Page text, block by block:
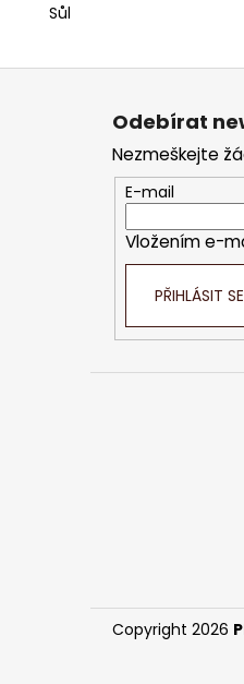
Sůl
Z
Odebírat
Nezmeškejte
E-mail
Vložením e-
PŘIHLÁSIT SE
Copyright 2026